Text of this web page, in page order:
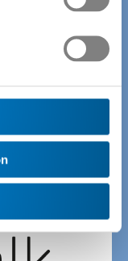
formation et, bien